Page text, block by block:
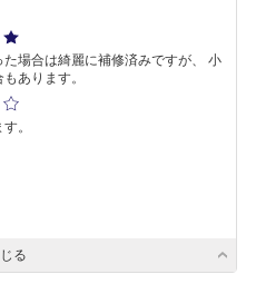
場合は綺麗に補修済みですが、 小
あります。
。
る